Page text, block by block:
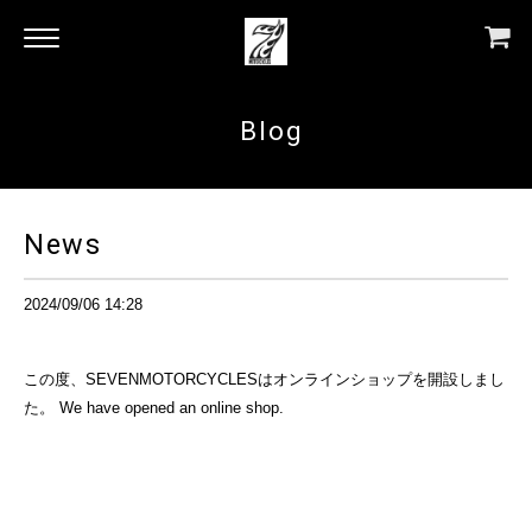
Blog
News
2024/09/06 14:28
この度、SEVENMOTORCYCLESはオンラインショップを開設しまし
た。 We have opened an online shop.